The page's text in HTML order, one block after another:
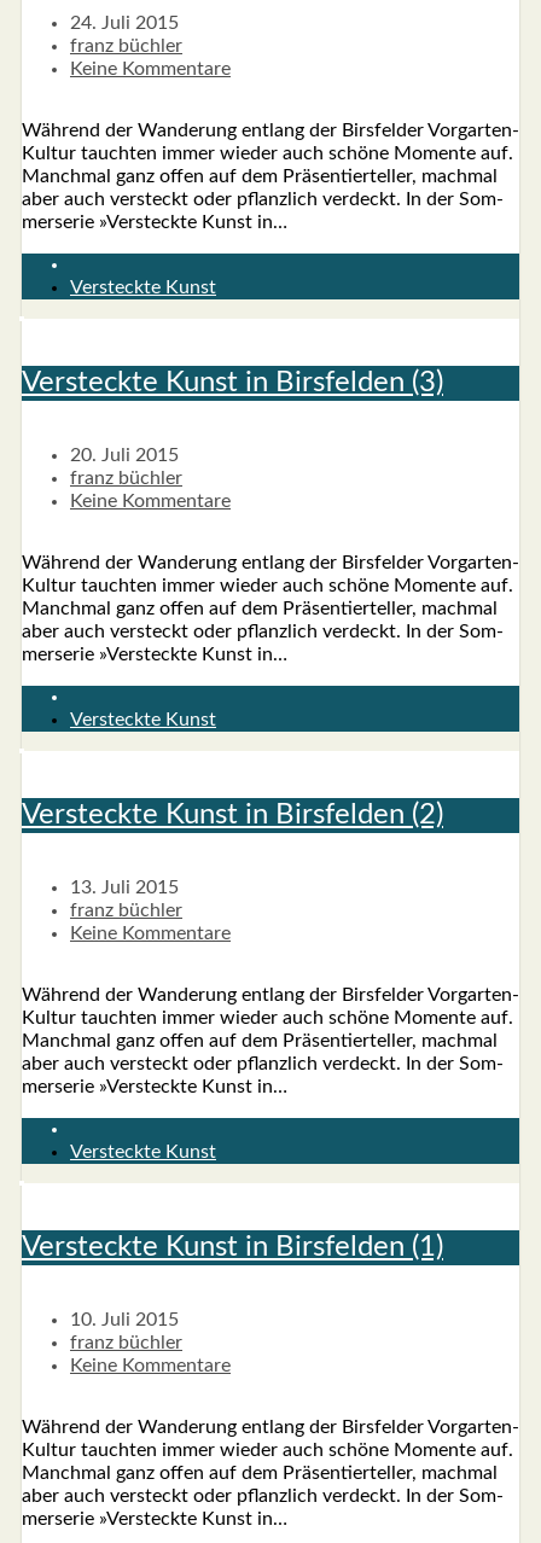
24. Juli 2015
franz büchler
Keine Kommentare
Wäh­rend der Wan­de­rung ent­lang der Birs­fel­der Vor­­­gar­­ten-
Kul­­tur tauch­ten immer wie­der auch schö­ne Momen­te auf.
Manch­mal ganz offen auf dem Prä­sen­tier­tel­ler, mach­mal
aber auch ver­steckt oder pflanz­lich ver­deckt. In der Som­
mer­se­rie »Ver­steck­te Kunst in…
Versteckte Kunst
Ver­steck­te Kunst in Birs­fel­den (3)
20. Juli 2015
franz büchler
Keine Kommentare
Wäh­rend der Wan­de­rung ent­lang der Birs­fel­der Vor­­­gar­­ten-
Kul­­tur tauch­ten immer wie­der auch schö­ne Momen­te auf.
Manch­mal ganz offen auf dem Prä­sen­tier­tel­ler, mach­mal
aber auch ver­steckt oder pflanz­lich ver­deckt. In der Som­
mer­se­rie »Ver­steck­te Kunst in…
Versteckte Kunst
Ver­steck­te Kunst in Birs­fel­den (2)
13. Juli 2015
franz büchler
Keine Kommentare
Wäh­rend der Wan­de­rung ent­lang der Birs­fel­der Vor­­­gar­­ten-
Kul­­tur tauch­ten immer wie­der auch schö­ne Momen­te auf.
Manch­mal ganz offen auf dem Prä­sen­tier­tel­ler, mach­mal
aber auch ver­steckt oder pflanz­lich ver­deckt. In der Som­
mer­se­rie »Ver­steck­te Kunst in…
Versteckte Kunst
Ver­steck­te Kunst in Birs­fel­den (1)
10. Juli 2015
franz büchler
Keine Kommentare
Wäh­rend der Wan­de­rung ent­lang der Birs­fel­der Vor­­­gar­­ten-
Kul­­tur tauch­ten immer wie­der auch schö­ne Momen­te auf.
Manch­mal ganz offen auf dem Prä­sen­tier­tel­ler, mach­mal
aber auch ver­steckt oder pflanz­lich ver­deckt. In der Som­
mer­se­rie »Ver­steck­te Kunst in…